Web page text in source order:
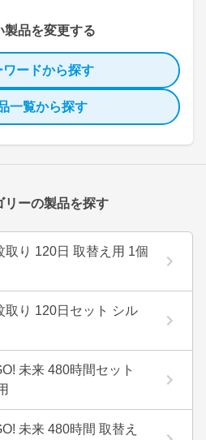
製品を変更する
ワードから探す
一覧から探す
リーの製品を探す
取り 120日 取替え用 1個
取り 120日セット シル
未来 480時間セット
未来 480時間 取替え